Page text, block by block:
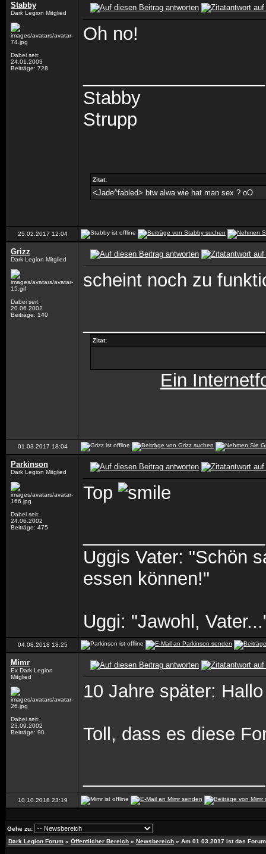
Stabby
Dark Legion Mitglied
Dabei seit:
24.01.2003
Beiträge: 728
Oh no!
Stabby
Strupp
Zitat:
<Jade^fabled> btw alwa wie hat man sex ? oO
25.02.2017 12:04
Grizz
Dark Legion Mitglied
Dabei seit:
20.06.2002
Beiträge: 140
scheint noch zu
Zitat:
Ein
01.03.2017 18:04
Parkinson
Dark Legion Mitglied
Dabei seit:
24.06.2002
Beiträge: 475
Top
Uggis Vater: "Schön
essen können!"
Uggi: "Jawohl,
04.08.2018 18:25
Mimr
Ex Dark Legion
Mitglied
Dabei seit:
23.09.2002
Beiträge: 90
10 Jahre später:
Toll, dass es diese
10.10.2018 23:19
Gehe zu:
Dark Legion Forum » Öffentlicher Bereich » Newsbereich » Am 01.03.2017 ist das